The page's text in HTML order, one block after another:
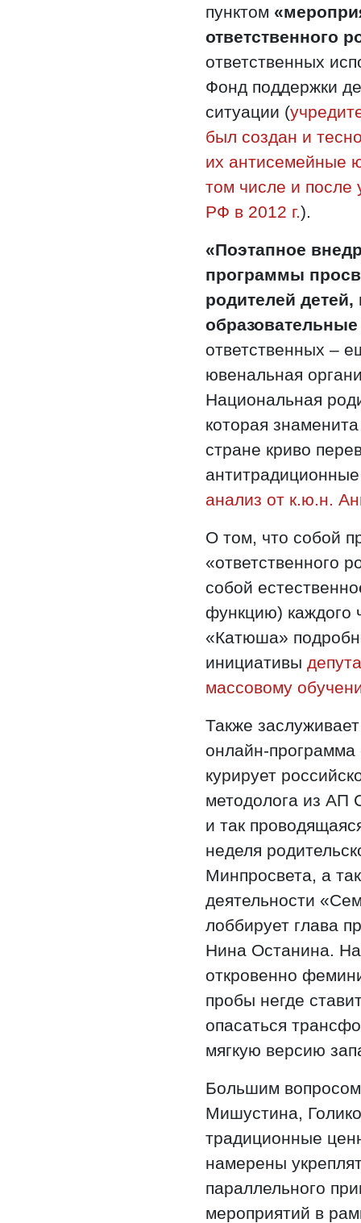
пунктом
ответственного
ответственных
Фонд поддержки
ситуации (
был создан и
их антисемейные
том числе и после
РФ в 2012 г.).
«Поэтапное
программы
родителей
ответственных –
ювенальная
Национальная
которая
стране криво
анализ от к.ю.н.
О том, что собой
«ответственного
собой
функцию) каждого
«Катюша»
инициативы
массовому
Также
онлайн-
курирует
методолога из АП
и так
неделя
Минпросвета, а
деятельности
лоббирует глава
Нина Останина.
откровенно
пробы негде
опасаться
мягкую версию
Большим вопросом
Мишустина,
традиционные
намерены
параллельного
мероприятий в